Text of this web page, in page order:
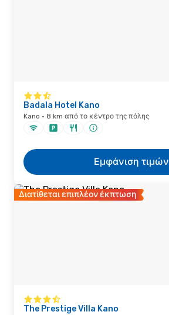
Badala Hotel Kano
Kano · 8 km από το κέντρο της πόλης
Εμφάνιση τιμών
Διατίθεται επιπλέον έκπτωση
The Prestige Villa Kano